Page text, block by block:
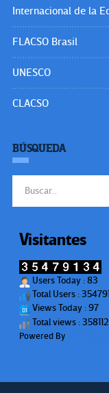
Internacional de la
FLACSO Brasil
UNESCO
CLACSO
BÚSQUEDA
Visitantes
Users Today : 83
Total Users :
Views Today : 97
Total views :
Powered By